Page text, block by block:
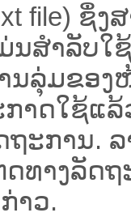
file) ຊຶ່
ນສຳລັບໃ
ລຸ່ມຂອງ
ກາດໃຊ້ແ
ະການ.
ທາງລັດ
າວ.